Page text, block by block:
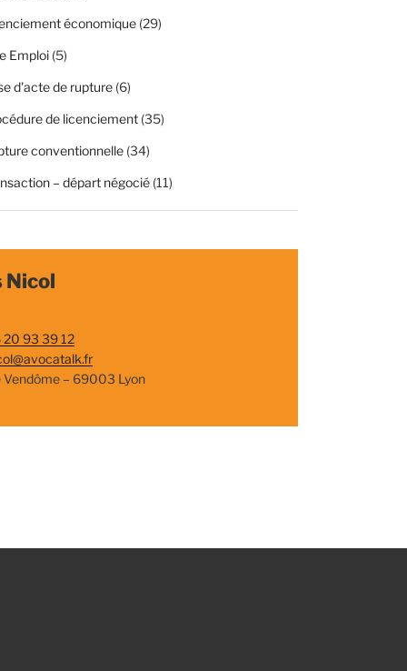
économique(29)
Emploi(5)
d'acte de rupture(6)
de licenciement(35)
conventionnelle(34)
– départ négocié(11)
Nicol
93 39 12
Vendôme – 69003 Lyon